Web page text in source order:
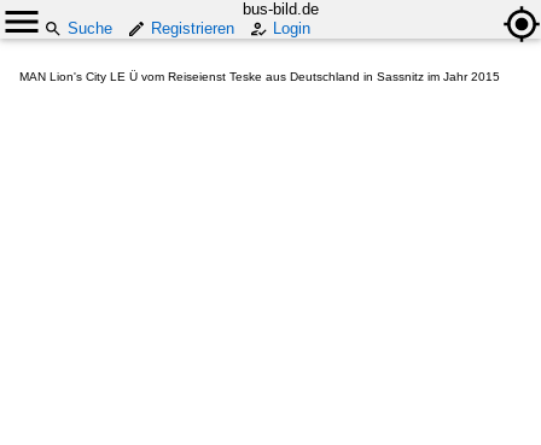
bus-bild.de
Suche
Registrieren Login
MAN Lion's City LE Ü vom Reiseienst Teske aus Deutschland in Sassnitz im Jahr 2015